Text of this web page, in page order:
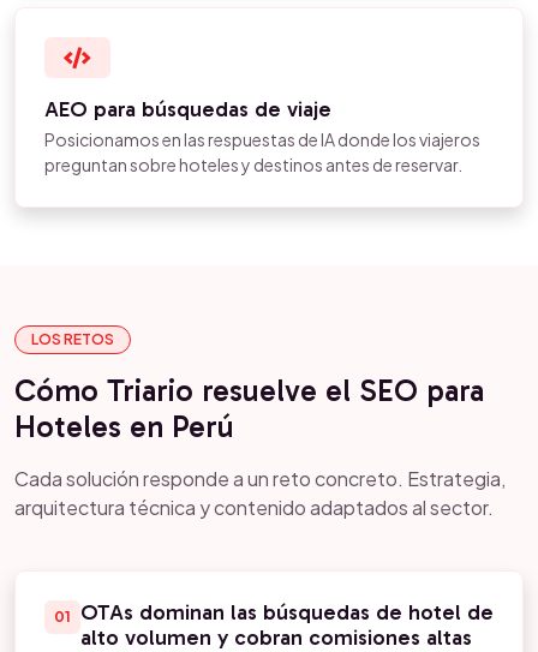
AEO para búsquedas de viaje
Posicionamos en las respuestas de IA donde los viajeros
preguntan sobre hoteles y destinos antes de reservar.
LOS RETOS
Cómo Triario resuelve el SEO para
Hoteles en Perú
Cada solución responde a un reto concreto. Estrategia,
arquitectura técnica y contenido adaptados al sector.
01
OTAs dominan las búsquedas de hotel de
alto volumen y cobran comisiones altas